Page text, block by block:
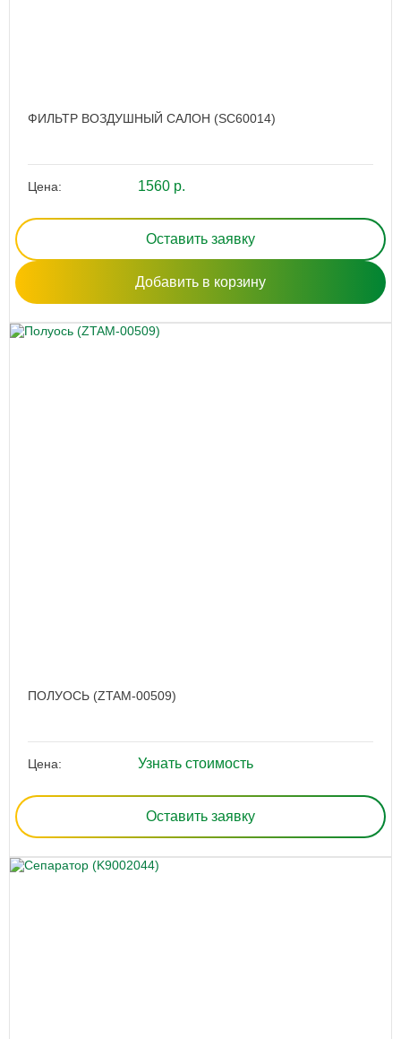
ФИЛЬТР ВОЗДУШНЫЙ САЛОН (SC60014)
Цена: 1560 р.
Оставить заявку
Добавить в корзину
ПОЛУОСЬ (ZTAM-00509)
Цена: Узнать стоимость
Оставить заявку